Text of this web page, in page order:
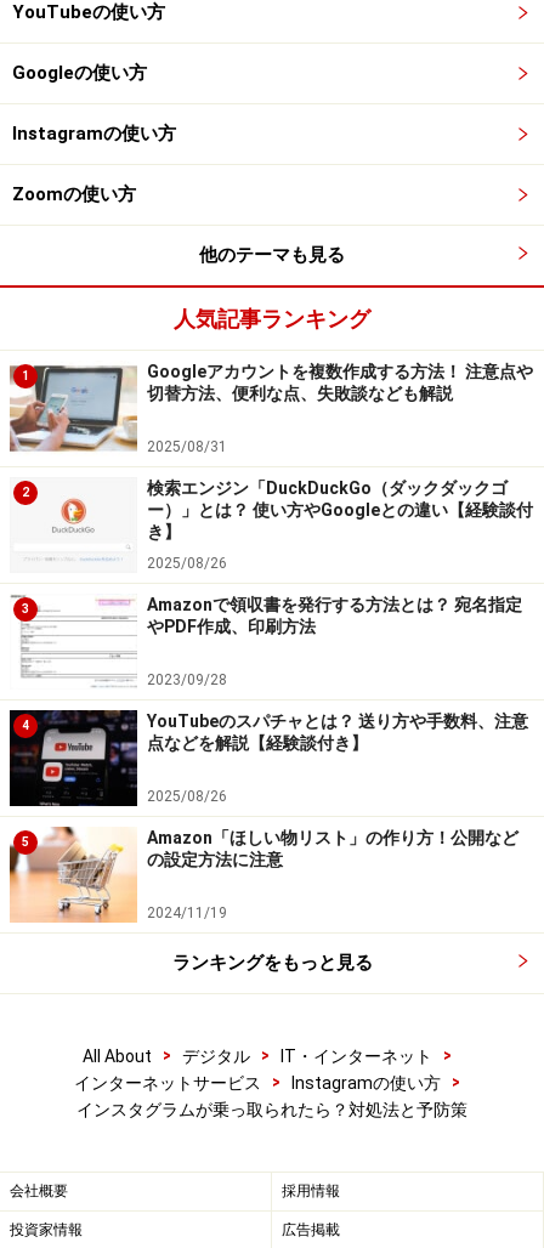
それでも乗っ取られてしまったら？
実際に乗っ取りが発生した場合の対処方法を解説しま
乗っ取られた可能性が高いと考えられます。
外人の女性の写真ばかりになる
顔写真が変わってしまう
字が外国語になる
外人のフォロワーが増える
コメント欄が外国語で埋め尽くされる
ログインできなくなる
ログインできるが写真が全て消えている
このようなことが発生した場合、まずログアウトした上
で再度ログインしてみましょう。
■ログアウトおよびログインする
プロフィールページの歯車のアイコンからオプションを
選択し、ログアウトを選択します。
次にログインが可能かどうかによって以下の対策を取り
ます。
■ログインできる場合
前述の方法に従ってパスワードを変更しましょう。
「ログインのヘルプ」を選択します。
「ログインリンクを送信」を選択します。
YouTubeの使い方
Googleの使い方
Instagramの使い方
Zoomの使い方
他のテーマも見る
人気記事ランキング
1
Googleアカウントを複数作成する方法！ 注意点や
切替方法、便利な点、失敗談なども解説
2025/08/31
2
検索エンジン「DuckDuckGo（ダックダックゴ
ー）」とは？ 使い方やGoogleとの違い【経験談付
き】
2025/08/26
3
Amazonで領収書を発行する方法とは？ 宛名指定
やPDF作成、印刷方法
2023/09/28
4
YouTubeのスパチャとは？ 送り方や手数料、注意
点などを解説【経験談付き】
2025/08/26
5
Amazon「ほしい物リスト」の作り方！公開など
の設定方法に注意
2024/11/19
ランキングをもっと見る
All About > デジタル > IT・インターネット
>
インターネットサービス
> Instagramの使い方
>
インスタグラムが乗っ取られたら？対処法と予防策
会社概要 採用情報
投資家情報 広告掲載